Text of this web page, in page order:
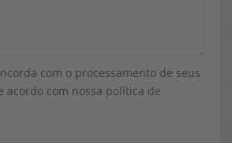
com o processamento de seus
acordo com nossa política de